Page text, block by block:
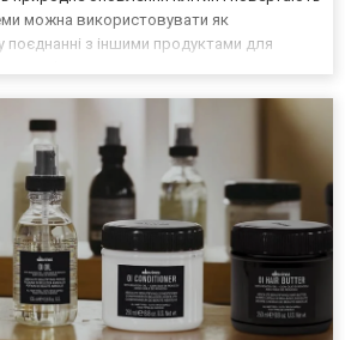
можна використовувати як
поєднанні з іншими продуктами для